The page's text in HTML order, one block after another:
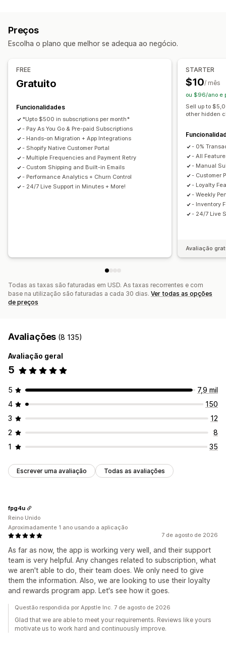
Caixas de subscrição
Produtos físicos Subscrições personalizadas
Preços que pode definir
Pagamentos recorrentes
Períodos de avaliação
Preços com base na utilização
Preços por utilizador Pagamento único
Preços dinâmicos
Preços personalizados
Programas de afiliados
Programas personalizados
Envio gratuito
Acesso exclusivo
Vantagens de adesão
Recompensas personalizadas
Preços
Escolha o plano que melhor se adequa ao negócio.
FREE
Gratuito
Funcionalidades
*Upto $500 in subscriptions per month*
- Pay As You Go & Pre-paid Subscriptions
- Hands-on Migration + App Integrations
- Shopify Native Customer Portal
- Multiple Frequencies and Payment Retry
- Custom Shipping and Built-in Emails
- Performance Analytics + Churn Control
- 24/7 Live Support in Minutes + More!
STARTER
$10/ mês
ou $96/ano e
Sell up to
other hidden
- 0%
- All
- Manual
- Customer
- Loyalty
- Weekly
- Inventory
- 24/7 Live
Avaliação
Todas as taxas são faturadas em USD. As taxas recorrentes e com
base na utilização são faturadas a cada 30 dias. Ver todas as opções
de preços
Avaliações (8 135)
Avaliação geral
5
5
7,9 mil
4
150
3
12
2
8
1
35
Escrever uma avaliação Todas as avaliações
7 de agosto de 2026
As far as now, the app is working very well, and their support
team is very helpful. Any changes related to subscription, what
we aren't able to do, their team does. We only need to give
them the information. Also, we are looking to use their loyalty
and rewards program app. Let's see how it goes.
fpg4u
Reino Unido
Aproximadamente 1 ano usando a aplicação
Questão respondida por Appstle Inc. 7 de agosto de 2026
Glad that we are able to meet your requirements. Reviews like yours
motivate us to work hard and continuously improve.